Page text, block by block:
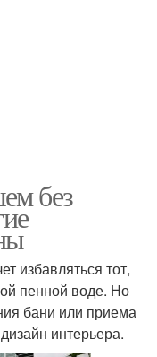
без
избавляться тот,
пенной воде. Но
бани или приема
интерьера.